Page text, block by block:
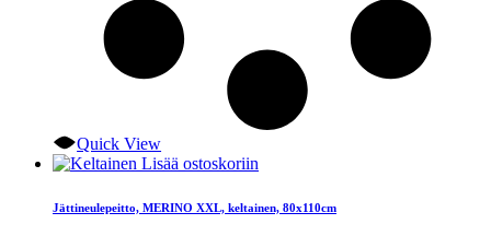
Quick View
Lisää ostoskoriin
Jättineulepeitto, MERINO XXL, keltainen, 80x110cm